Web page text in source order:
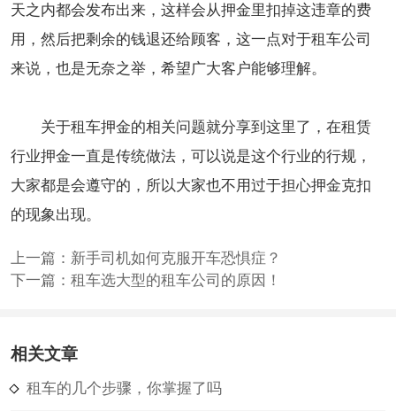
天之内都会发布出来，这样会从押金里扣掉这违章的费
用，然后把剩余的钱退还给顾客，这一点对于租车公司
来说，也是无奈之举，希望广大客户能够理解。
关于租车押金的相关问题就分享到这里了，在租赁
行业押金一直是传统做法，可以说是这个行业的行规，
大家都是会遵守的，所以大家也不用过于担心押金克扣
的现象出现。
上一篇： 新手司机如何克服开车恐惧症？
下一篇： 租车选大型的租车公司的原因！
相关文章
租车的几个步骤，你掌握了吗